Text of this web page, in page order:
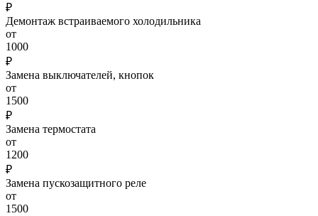
₽
Демонтаж встраиваемого холодильника
от
1000
₽
Замена выключателей, кнопок
от
1500
₽
Замена термостата
от
1200
₽
Замена пускозащитного реле
от
1500